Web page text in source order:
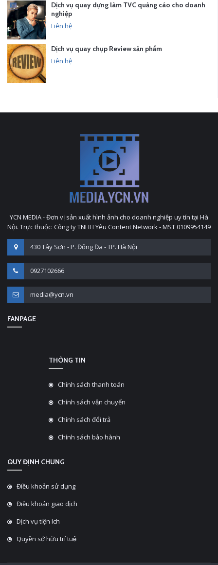
Dịch vụ quay dựng làm TVC quảng cáo cho doanh
nghiệp
Liên hệ
Dịch vụ quay chụp Review sản phẩm
Liên hệ
YCN MEDIA - Đơn vị sản xuất hình ảnh cho doanh nghiệp uy tín tại Hà
Nội. Trực thuộc: Công ty TNHH Yêu Content Network - MST 0109954149
430 Tây Sơn - P. Đống Đa - TP. Hà Nội
0927102666
media@ycn.vn
FANPAGE
THÔNG TIN
Chính sách thanh toán
Chính sách vận chuyển
Chính sách đổi trả
Chính sách bảo hành
QUY ĐỊNH CHUNG
Điều khoản sử dụng
Điều khoản giao dịch
Dịch vụ tiện ích
Quyền sở hữu trí tuệ